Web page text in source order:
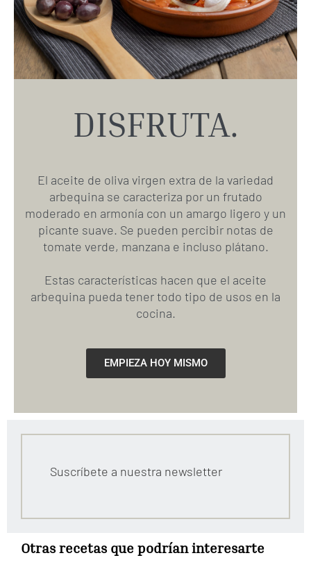
DISFRUTA.
El aceite de oliva virgen extra de la variedad
arbequina se caracteriza por un frutado
moderado en armonía con un amargo ligero y un
picante suave. Se pueden percibir notas de
tomate verde, manzana e incluso plátano.
Estas características hacen que el aceite
arbequina pueda tener todo tipo de usos en la
cocina.
EMPIEZA HOY MISMO
Suscríbete a nuestra newsletter
Otras recetas que podrían interesarte